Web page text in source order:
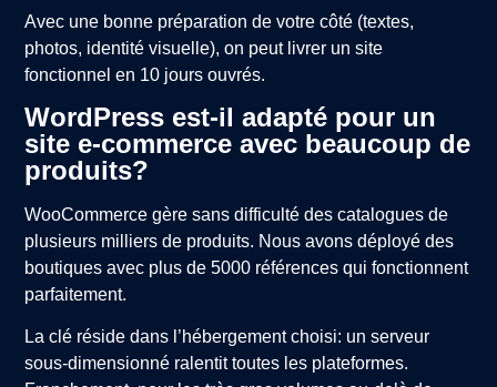
Avec une bonne préparation de votre côté (textes,
photos, identité visuelle), on peut livrer un site
fonctionnel en 10 jours ouvrés.
WordPress est-il adapté pour un
site e-commerce avec beaucoup de
produits?
WooCommerce gère sans difficulté des catalogues de
plusieurs milliers de produits. Nous avons déployé des
boutiques avec plus de 5000 références qui fonctionnent
parfaitement.
La clé réside dans l’hébergement choisi: un serveur
sous-dimensionné ralentit toutes les plateformes.